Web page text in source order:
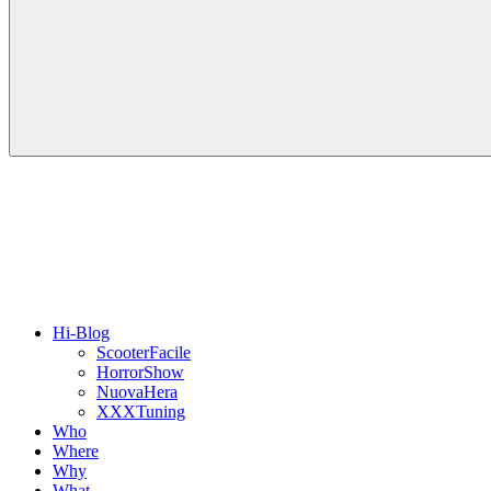
Hi-Blog
ScooterFacile
HorrorShow
NuovaHera
XXXTuning
Who
Where
Why